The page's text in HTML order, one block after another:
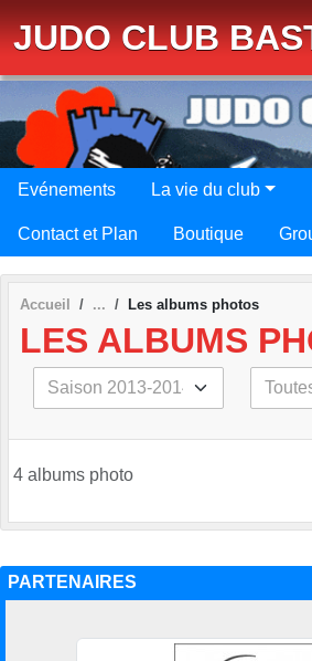
JUDO CLUB
Evénements La vie du club
Contact et Plan Boutique
Accueil Les albums photos
LES ALBUMS
4 albums photo
PARTENAIRES